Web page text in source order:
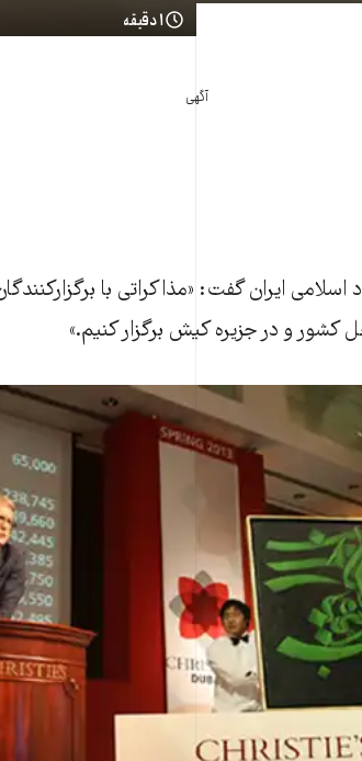
۱ دقیقه
آگهی
ايران گفت: «مذاکراتی با
کشور و در جزيره کيش برگزار کنيم.»